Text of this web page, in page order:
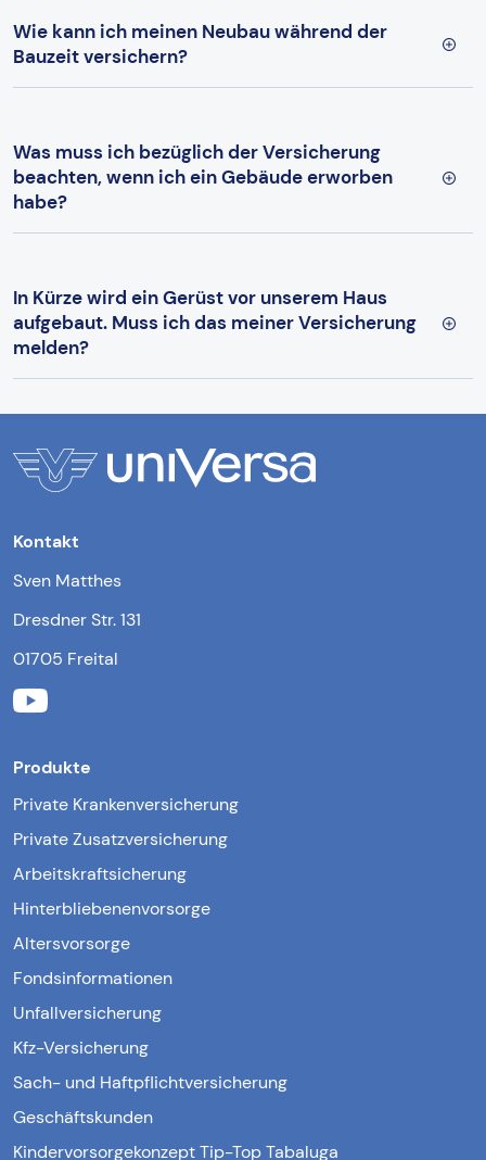
Wie kann ich meinen Neubau während der
Bauzeit versichern?
Was muss ich bezüglich der Versicherung
beachten, wenn ich ein Gebäude erworben
habe?
In Kürze wird ein Gerüst vor unserem Haus
aufgebaut. Muss ich das meiner Versicherung
melden?
Kontakt
Sven Matthes
Dresdner Str. 131
01705 Freital
Produkte
Private Krankenversicherung
Private Zusatzversicherung
Arbeitskraftsicherung
Hinterbliebenenvorsorge
Altersvorsorge
Fondsinformationen
Unfallversicherung
Kfz-Versicherung
Sach- und Haftpflichtversicherung
Geschäftskunden
Kindervorsorgekonzept Tip-Top Tabaluga